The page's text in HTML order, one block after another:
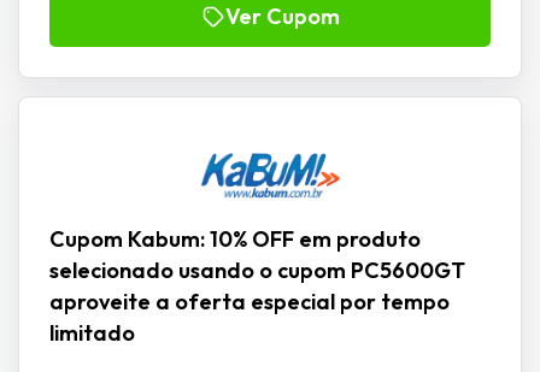
Ver Cupom
Cupom Kabum: 10% OFF em produto
selecionado usando o cupom PC5600GT
aproveite a oferta especial por tempo
limitado